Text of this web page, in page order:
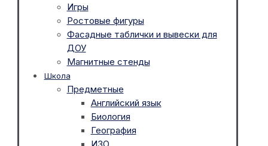
Игры
Ростовые фигуры
Фасадные таблички и вывески для
ДОУ
Магнитные стенды
Школа
Предметные
Английский язык
Биология
География